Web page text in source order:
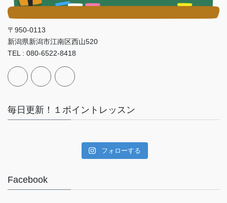
〒950-0113
新潟県新潟市江南区西山520
TEL : 080-6522-8418
毎日更新！１ポイントレッスン
フォローする
Facebook